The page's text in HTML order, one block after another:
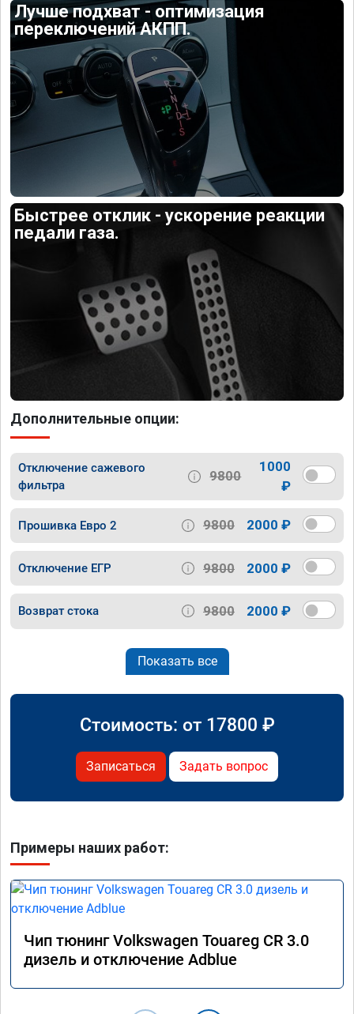
Лучше подхват - оптимизация
переключений АКПП.
Быстрее отклик - ускорение реакции
педали газа.
Дополнительные опции:
Отключение сажевого
фильтра
9800
1000
₽
Прошивка Евро 2 9800 2000 ₽
Отключение ЕГР 9800 2000 ₽
Возврат стока 9800 2000 ₽
Показать все
Стоимость: от 17800 ₽
Записаться Задать вопрос
Примеры наших работ:
Чип тюнинг Volkswagen Touareg CR 3.0
дизель и отключение Adblue